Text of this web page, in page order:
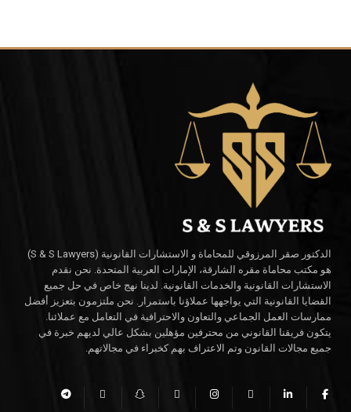
الدكتور صقر المرزوقي للمحاماة و الاستشارات القانونية (S & S Lawyers)
هو مكتب محاماة مقره الشارقة، الإمارات العربية المتحدة. نحن نقدم
الاستشارات القانونية والخدمات القانونية. لدينا نهج خاص في حل جميع
القضايا القانونية التي يواجهها عملاؤنا باستمرار. نحن ملتزمون بتعزيز أفضل
ممارسات العمل الجماعي والتعاون والاحترافية في التعامل مع عملائنا.
يتكون فريقنا القانوني من محترفين مؤهلين بشكل عالي لديهم خبرة في
جميع مجالات القانون وتم الاعتراف بهم كخبراء في مجالاتهم.